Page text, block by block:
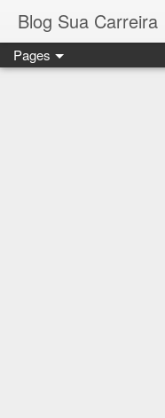
Blog Sua Carreira
Pages